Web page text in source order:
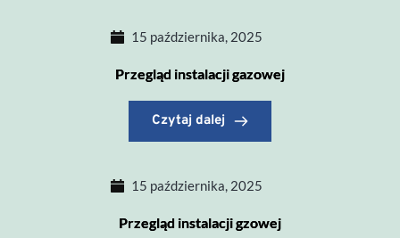
15 października, 2025
Przegląd instalacji gazowej
Czytaj dalej
15 października, 2025
Przegląd instalacji gzowej